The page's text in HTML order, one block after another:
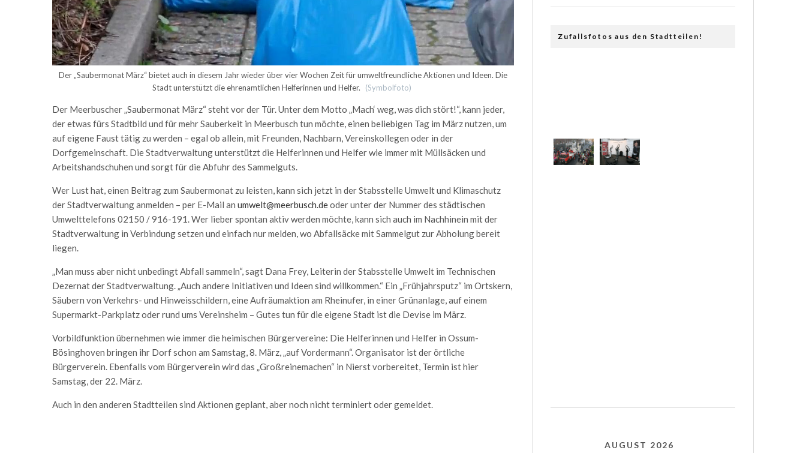
Der „Saubermonat März“ bietet auch in diesem Jahr wieder über vier Wochen Zeit für umweltfreundliche Aktionen und Ideen. Die
Stadt unterstützt die ehrenamtlichen Helferinnen und Helfer.
(Symbolfoto)
Der Meerbuscher „Saubermonat März“ steht vor der Tür. Unter dem Motto „Mach‘ weg, was dich stört!“, kann jeder,
der etwas fürs Stadtbild und für mehr Sauberkeit in Meerbusch tun möchte, einen beliebigen Tag im März nutzen, um
auf eigene Faust tätig zu werden – egal ob allein, mit Freunden, Nachbarn, Vereinskollegen oder in der
Dorfgemeinschaft. Die Stadtverwaltung unterstützt die Helferinnen und Helfer wie immer mit Müllsäcken und
Arbeitshandschuhen und sorgt für die Abfuhr des Sammelguts.
Wer Lust hat, einen Beitrag zum Saubermonat zu leisten, kann sich jetzt in der Stabsstelle Umwelt und Klimaschutz
der Stadtverwaltung anmelden – per E-Mail an umwelt@meerbusch.deoder unter der Nummer des städtischen
Umwelttelefons 02150 / 916-191. Wer lieber spontan aktiv werden möchte, kann sich auch im Nachhinein mit der
Stadtverwaltung in Verbindung setzen und einfach nur melden, wo Abfallsäcke mit Sammelgut zur Abholung bereit
liegen.
„Man muss aber nicht unbedingt Abfall sammeln“, sagt Dana Frey, Leiterin der Stabsstelle Umwelt im Technischen
Dezernat der Stadtverwaltung. „Auch andere Initiativen und Ideen sind willkommen.“ Ein „Frühjahrsputz“ im Ortskern,
Säubern von Verkehrs- und Hinweisschildern, eine Aufräumaktion am Rheinufer, in einer Grünanlage, auf einem
Supermarkt-Parkplatz oder rund ums Vereinsheim – Gutes tun für die eigene Stadt ist die Devise im März.
Vorbildfunktion übernehmen wie immer die heimischen Bürgervereine: Die Helferinnen und Helfer in Ossum-
Bösinghoven bringen ihr Dorf schon am Samstag, 8. März, „auf Vordermann“. Organisator ist der örtliche
Bürgerverein. Ebenfalls vom Bürgerverein wird das „Großreinemachen“ in Nierst vorbereitet, Termin ist hier
Samstag, der 22. März.
Auch in den anderen Stadtteilen sind Aktionen geplant, aber noch nicht terminiert oder gemeldet.
Zufallsfotos aus den Stadtteilen!
AUGUST 2026